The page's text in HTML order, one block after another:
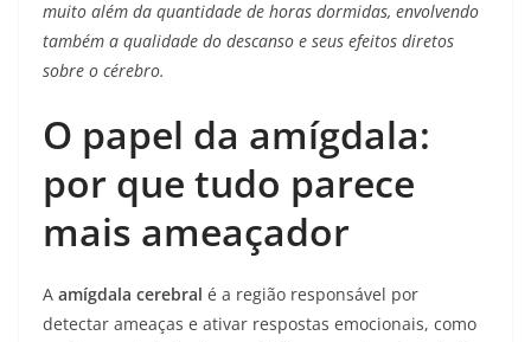
muito além da quantidade de horas dormidas, envolvendo
também a qualidade do descanso e seus efeitos diretos
sobre o cérebro.
O papel da amígdala:
por que tudo parece
mais ameaçador
A amígdala cerebral é a região responsável por
detectar ameaças e ativar respostas emocionais, como